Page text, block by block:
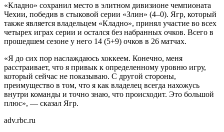
«Кладно» сохранил место в элитном дивизионе чемпионата
Чехии, победив в стыковой серии «Злин» (4–0). Ягр, который
также является владельцем «Кладно», принял участие во всех
четырех играх серии и остался без набранных очков. Всего в
прошедшем сезоне у него 14 (5+9) очков в 26 матчах.
«Я до сих пор наслаждаюсь хоккеем. Конечно, меня
расстраивает, что я привык к определенному уровню игру,
который сейчас не показываю. С другой стороны,
преимущество в том, что я как владелец всегда нахожусь
внутри команды и точно знаю, что происходит. Это большой
плюс», — сказал Ягр.
adv.rbc.ru